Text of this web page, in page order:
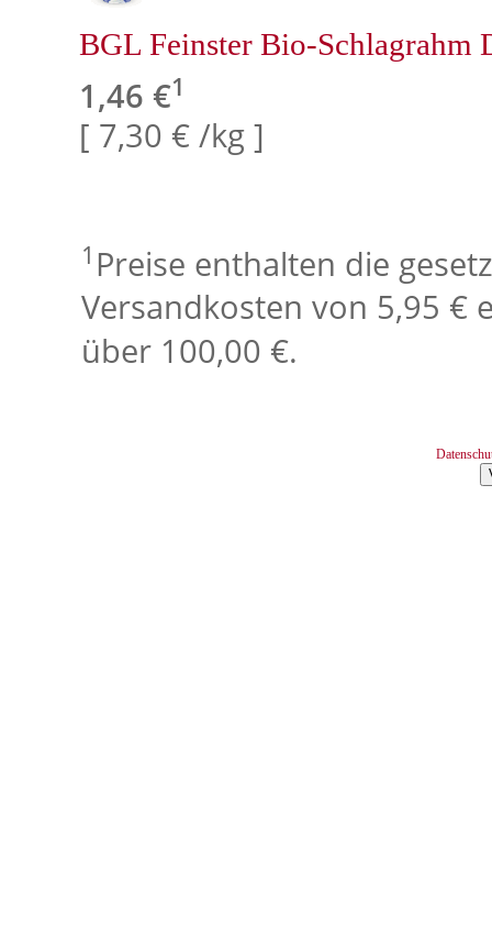
BGL Feinster Bio-Schlagrahm
1,46 €1
[ 7,30 € /kg ]
1 Preise enthalten die
Versandkosten von 5,95 €
über 100,00 €.